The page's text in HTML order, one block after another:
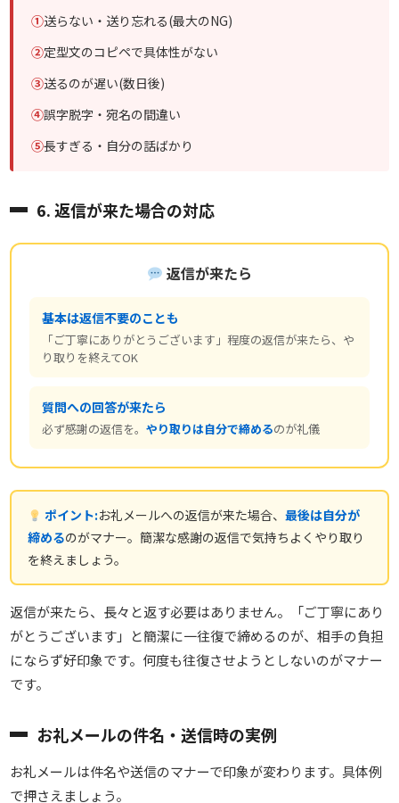
①送らない・送り忘れる(最大のNG)
②定型文のコピペで具体性がない
③送るのが遅い(数日後)
④誤字脱字・宛名の間違い
⑤長すぎる・自分の話ばかり
6. 返信が来た場合の対応
返信が来たら
基本は返信不要のことも
「ご丁寧にありがとうございます」程度の返信が来たら、や
り取りを終えてOK
質問への回答が来たら
必ず感謝の返信を。やり取りは自分で締めるのが礼儀
ポイント:お礼メールへの返信が来た場合、最後は自分が
締めるのがマナー。簡潔な感謝の返信で気持ちよくやり取り
を終えましょう。
返信が来たら、長々と返す必要はありません。「ご丁寧にあり
がとうございます」と簡潔に一往復で締めるのが、相手の負担
にならず好印象です。何度も往復させようとしないのがマナー
です。
お礼メールの件名・送信時の実例
お礼メールは件名や送信のマナーで印象が変わります。具体例
で押さえましょう。